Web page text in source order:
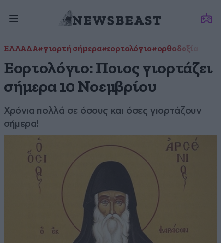
ΕΛΛΑΔΑ#γιορτή σήμερα#εορτολόγιο#ορθοδοξία
Εορτολόγιο: Ποιος γιορτάζει
σήμερα 10 Νοεμβρίου
Χρόνια πολλά σε όσους και όσες γιορτάζουν
σήμερα!